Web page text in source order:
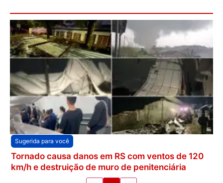
Sugerida para você
Tornado causa danos em RS com ventos de 120
km/h e destruição de muro de penitenciária